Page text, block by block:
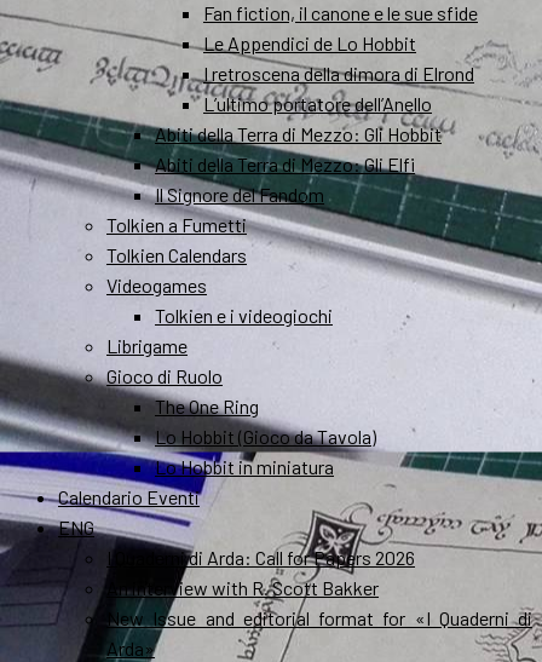
Fan fiction, il canone e le sue sfide
Le Appendici de Lo Hobbit
I retroscena della dimora di Elrond
L’ultimo portatore dell’Anello
Abiti della Terra di Mezzo: Gli Hobbit
Abiti della Terra di Mezzo: Gli Elfi
Il Signore del Fandom
Tolkien a Fumetti
Tolkien Calendars
Videogames
Tolkien e i videogiochi
Librigame
Gioco di Ruolo
The One Ring
Lo Hobbit (Gioco da Tavola)
Lo Hobbit in miniatura
Calendario Eventi
ENG
I Quaderni di Arda: Call for Papers 2026
An interview with R. Scott Bakker
New Issue and editorial format for «I Quaderni di
Arda»